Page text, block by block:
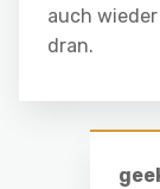
auch
dran.